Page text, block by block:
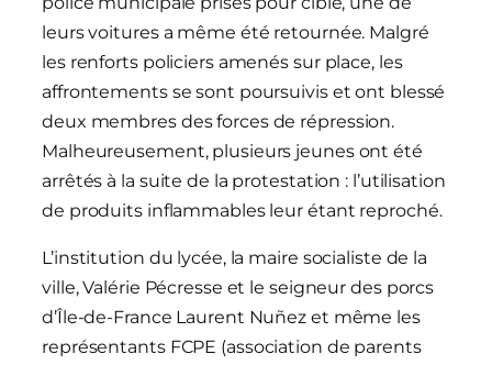
leurs voitures a même été retournée. Malgré
les renforts policiers amenés sur place, les
affrontements se sont poursuivis et ont blessé
deux membres des forces de répression.
Malheureusement, plusieurs jeunes ont été
arrêtés à la suite de la protestation : l’utilisation
de produits inflammables leur étant reproché.
L’institution du lycée, la maire socialiste de la
ville, Valérie Pécresse et le seigneur des porcs
d’Île-de-France Laurent Nuñez et même les
représentants FCPE (association de parents